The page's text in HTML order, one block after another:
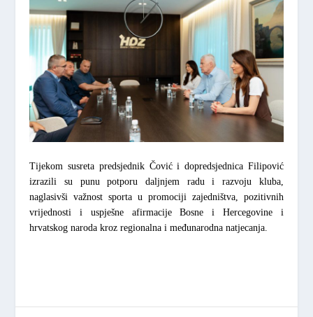
Tijekom susreta predsjednik Čović i dopredsjednica Filipović
izrazili su punu potporu daljnjem radu i razvoju kluba,
naglasivši važnost sporta u promociji zajedništva, pozitivnih
vrijednosti i uspješne afirmacije Bosne i Hercegovine i
hrvatskog naroda kroz regionalna i međunarodna natjecanja.